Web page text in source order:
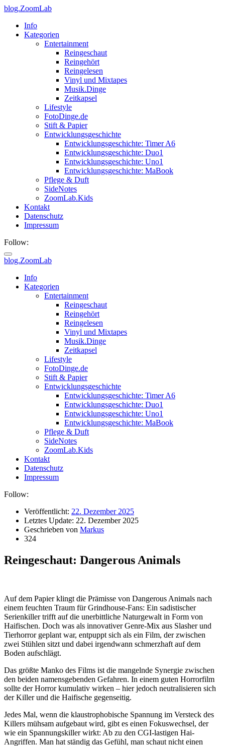
blog.ZoomLab
Info
Kategorien
Entertainment
Reingeschaut
Reingehört
Reingelesen
Vinyl und Mixtapes
Musik.Dinge
Zeitkapsel
Lifestyle
FotoDinge.de
Stift & Papier
Entwicklungsgeschichte
Entwicklungsgeschichte: Timer A6
Entwicklungsgeschichte: Duo1
Entwicklungsgeschichte: Uno1
Entwicklungsgeschichte: MaBook
Pflege & Duft
SideNotes
ZoomLab.Kids
Kontakt
Datenschutz
Impressum
Follow:
blog.ZoomLab
Info
Kategorien
Entertainment
Reingeschaut
Reingehört
Reingelesen
Vinyl und Mixtapes
Musik.Dinge
Zeitkapsel
Lifestyle
FotoDinge.de
Stift & Papier
Entwicklungsgeschichte
Entwicklungsgeschichte: Timer A6
Entwicklungsgeschichte: Duo1
Entwicklungsgeschichte: Uno1
Entwicklungsgeschichte: MaBook
Pflege & Duft
SideNotes
ZoomLab.Kids
Kontakt
Datenschutz
Impressum
Follow:
Veröffentlicht: 22. Dezember 2025
Letztes Update: 22. Dezember 2025
Geschrieben von Markus
324
Reingeschaut: Dangerous Animals
Auf dem Papier klingt die Prämisse von Dangerous Animals nach
einem feuchten Traum für Grindhouse-Fans: Ein sadistischer
Serienkiller trifft auf die unerbittliche Naturgewalt in Form von
Haifischen. Doch was als innovativer Genre-Mix aus Slasher und
Tierhorror geplant war, entpuppt sich als ein Film, der zwischen
zwei Stühlen sitzt und dabei irgendwann schmerzhaft auf dem
Boden aufschlägt.
Das größte Manko des Films ist die mangelnde Synergie zwischen
den beiden namensgebenden Gefahren. In einem guten Horrorfilm
sollte der Horror kumulativ wirken – hier jedoch neutralisieren sich
der Killer und die Haifische gegenseitig.
Jedes Mal, wenn die klaustrophobische Spannung im Versteck des
Killers mühsam aufgebaut wird, gibt es einen Fokuswechsel, der
wie ein Spannungskiller wirkt: Ab zu den CGI-lastigen Hai-
Angriffen. Man hat ständig das Gefühl, man schaut nicht einen